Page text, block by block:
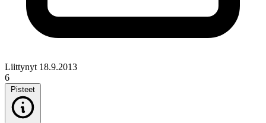
Liittynyt 18.9.2013
6
Pisteet